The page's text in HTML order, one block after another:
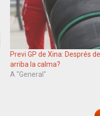
Previ GP de Xina: Després
arriba la calma?
A "General"